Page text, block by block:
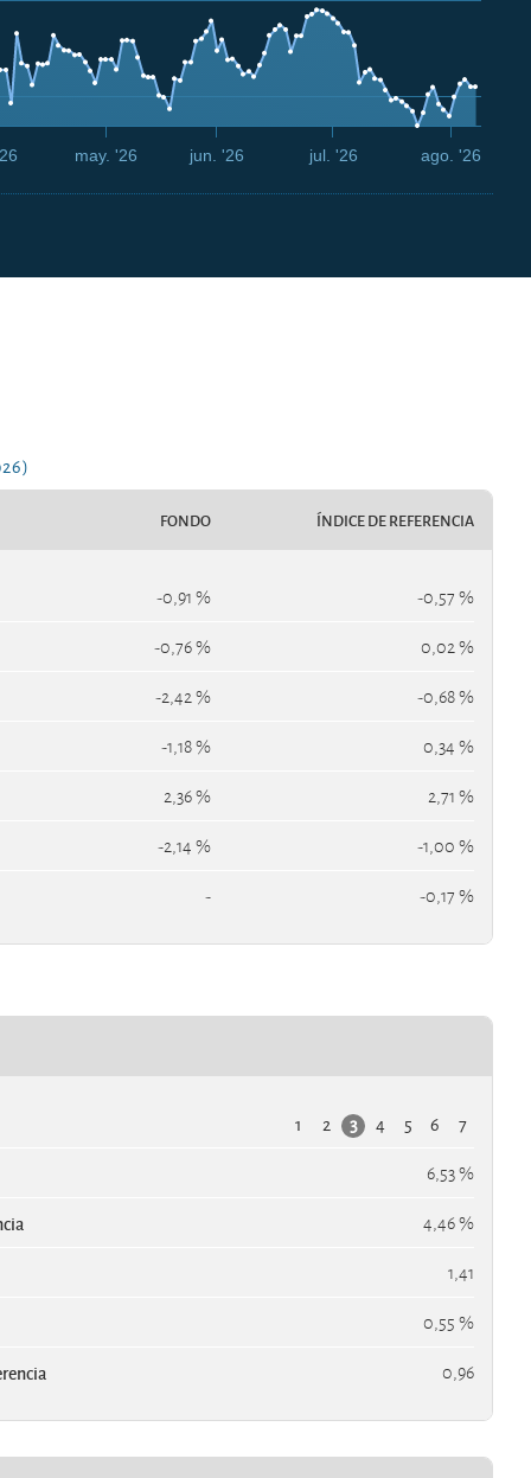
may. '26 jun. '26 jul. '26 ago. '26
FONDO ÍNDICE DE REFERENCIA
-0,91 % -0,57 %
-0,76 % 0,02 %
-2,42 % -0,68 %
-1,18 % 0,34 %
2,36 % 2,71 %
-2,14 % -1,00 %
- -0,17 %
1 2 3 4 5 6 7
6,53 %
4,46 %
1,41
0,55 %
0,96